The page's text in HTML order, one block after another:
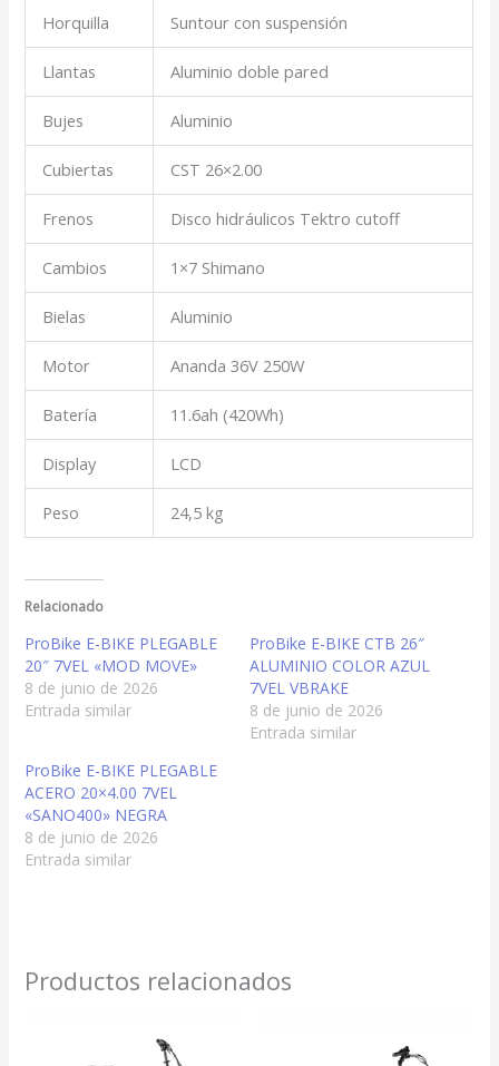
Horquilla Suntour con suspensión
Llantas Aluminio doble pared
Bujes Aluminio
Cubiertas CST 26×2.00
Frenos Disco hidráulicos Tektro cutoff
Cambios 1×7 Shimano
Bielas Aluminio
Motor Ananda 36V 250W
Batería 11.6ah (420Wh)
Display LCD
Peso 24,5 kg
Relacionado
ProBike E-BIKE PLEGABLE
20″ 7VEL «MOD MOVE»
8 de junio de 2026
Entrada similar
ProBike E-BIKE CTB 26″
ALUMINIO COLOR AZUL
7VEL VBRAKE
8 de junio de 2026
Entrada similar
ProBike E-BIKE PLEGABLE
ACERO 20×4.00 7VEL
«SANO400» NEGRA
8 de junio de 2026
Entrada similar
Productos relacionados